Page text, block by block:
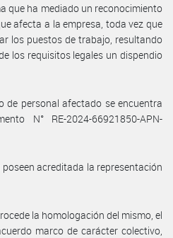
que ha mediado un reconocimiento
afecta a la empresa, toda vez que
los puestos de trabajo, resultando
los requisitos legales un dispendio
de personal afectado se encuentra
N° RE-2024-66921850-APN-
acreditada la representación
la homologación del mismo, el
marco de carácter colectivo,